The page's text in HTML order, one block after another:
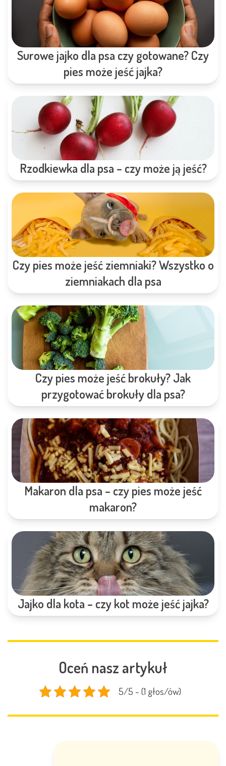
Surowe jajko dla psa czy gotowane? Czy
pies może jeść jajka?
Rzodkiewka dla psa – czy może ją jeść?
Czy pies może jeść ziemniaki? Wszystko o
ziemniakach dla psa
Czy pies może jeść brokuły? Jak
przygotować brokuły dla psa?
Makaron dla psa – czy pies może jeść
makaron?
Jajko dla kota – czy kot może jeść jajka?
Oceń nasz artykuł
5/5 - (1 głos/ów)